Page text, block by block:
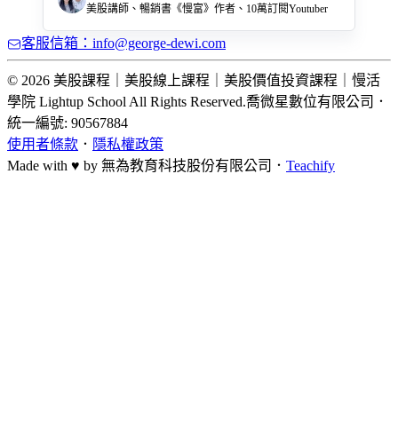
美股講師、暢銷書《慢富》作者、10萬訂閱Youtuber
客服信箱：info@george-dewi.com
© 2026 美股課程｜美股線上課程｜美股價值投資課程｜慢活
學院 Lightup School All Rights Reserved.喬微星數位有限公司 ．
統一編號: 90567884
使用者條款 ． 隱私權政策
Made with ♥ by 無為教育科技股份有限公司． Teachify